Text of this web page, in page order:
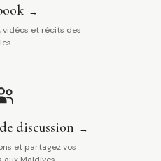
et récits des
discussion
et partagez vos